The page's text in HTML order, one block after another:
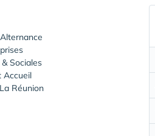
Sociales
Accueil
Réunion